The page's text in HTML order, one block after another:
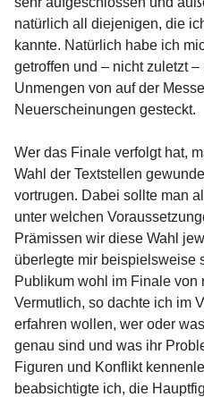
natürlich all diejenigen, die
kannte. Natürlich habe ich
getroffen und – nicht zuletzt
Unmengen von auf der
Neuerscheinungen gesteckt.
Wer das Finale verfolgt hat,
Wahl der Textstellen
vortrugen. Dabei sollte man
unter welchen
Prämissen wir diese Wahl
überlegte mir beispielsweise
Publikum wohl im Finale von
Vermutlich, so dachte ich im
erfahren wollen, wer oder
genau sind und was ihr
Figuren und Konflikt
beabsichtigte ich, die